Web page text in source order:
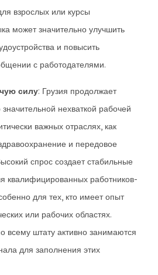
взрослых или курсы
может значительно улучшить
и повысить
с работодателями.
силу: Грузия продолжает
значительной нехваткой рабочей
важных отраслях, как
и передовое
спрос создает стабильные
квалифицированных работников-
для тех, кто имеет опыт
или рабочих областях.
всему штату активно занимаются
для заполнения этих